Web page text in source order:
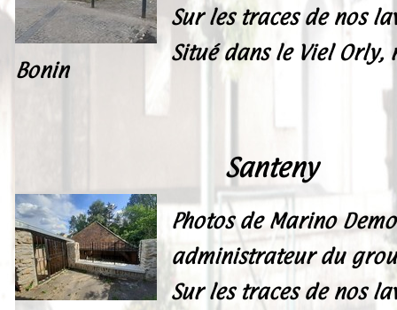
Sur les traces de nos
Situé dans le Viel Orly,
Bonin
Santeny
Photos de Marino
administrateur du
Sur les traces de nos